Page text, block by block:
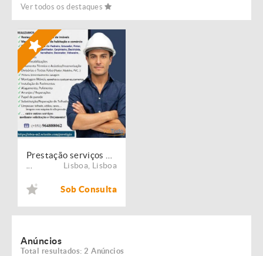
Ver todos os destaques
Lisboa Lisboa
Sob Consulta
Anúncios
Total resultados: 2 Anúncios